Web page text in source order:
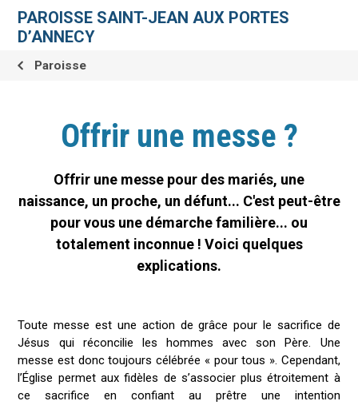
contenu.
navigation
personnelsPAROISSE SAINT-JEAN AUX PORTES
D’ANNECY
Paroisse
Offrir une messe ?
Offrir une messe pour des mariés, une
naissance, un proche, un défunt... C'est peut-être
pour vous une démarche familière... ou
totalement inconnue ! Voici quelques
explications.
Toute messe est une action de grâce pour le sacrifice de
Jésus qui réconcilie les hommes avec son Père. Une
messe est donc toujours célébrée « pour tous ». Cependant,
l’Église permet aux fidèles de s’associer plus étroitement à
ce sacrifice en confiant au prêtre une intention